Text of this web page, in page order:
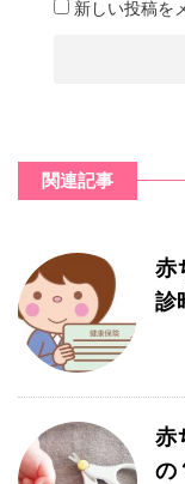
新しい投稿を
関連記事
赤
診
赤
の